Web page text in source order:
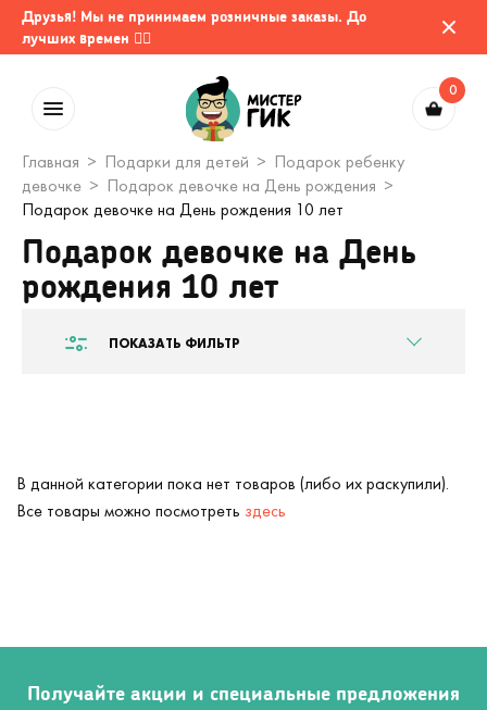
Друзья! Мы не принимаем розничные заказы. До
лучших времен 🤷‍♂️
0
Главная Подарки для детей
Подарок ребенку
девочке
Подарок девочке на День рождения
Подарок девочке на День рождения 10 лет
Подарок девочке на День
рождения 10 лет
ПОКАЗАТЬ ФИЛЬТР
В данной категории пока нет товаров (либо их раскупили).
Все товары можно посмотреть здесь
Получайте акции и специальные предложения